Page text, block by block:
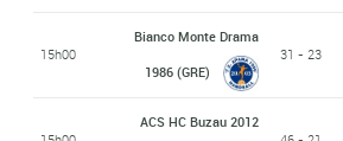
15h00
Bianco Monte Drama
1986 (GRE)
31 - 23
ACS HC Buzau 2012